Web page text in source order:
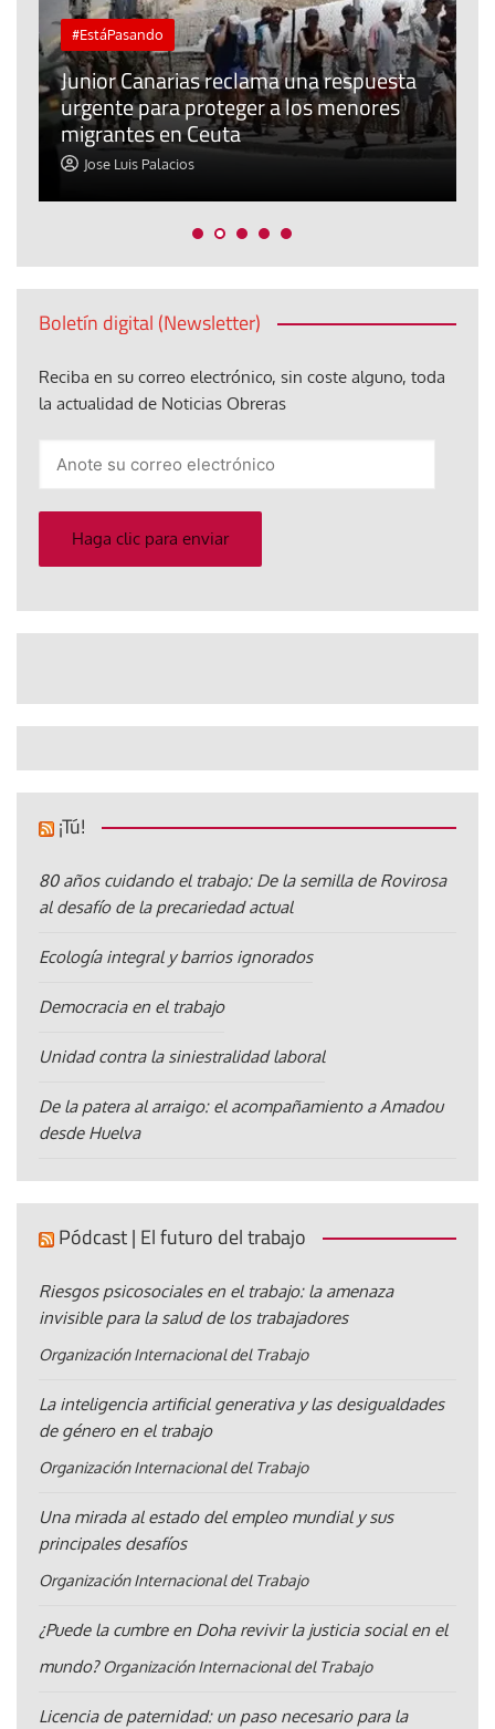
#EstáPasando
Junior Canarias reclama una respuesta
urgente para proteger a los menores
migrantes en Ceuta
Jose Luis Palacios
Boletín digital (Newsletter)
Reciba en su correo electrónico, sin coste alguno, toda
la actualidad de Noticias Obreras
electrónico
Haga clic para enviar
¡Tú!
80 años cuidando el trabajo: De la semilla de Rovirosa
al desafío de la precariedad actual
Ecología integral y barrios ignorados
Democracia en el trabajo
Unidad contra la siniestralidad laboral
De la patera al arraigo: el acompañamiento a Amadou
desde Huelva
Pódcast | El futuro del trabajo
Riesgos psicosociales en el trabajo: la amenaza
invisible para la salud de los trabajadores
Organización Internacional del Trabajo
La inteligencia artificial generativa y las desigualdades
de género en el trabajo
Organización Internacional del Trabajo
Una mirada al estado del empleo mundial y sus
principales desafíos
Organización Internacional del Trabajo
¿Puede la cumbre en Doha revivir la justicia social en el
mundo? Organización Internacional del Trabajo
Licencia de paternidad: un paso necesario para la